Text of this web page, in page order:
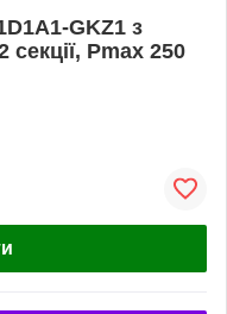
GKZ1 з
Pmax 250